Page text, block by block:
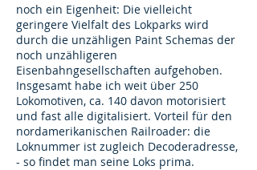
noch ein Eigenheit: Die vielleicht
geringere Vielfalt des Lokparks wird
durch die unzähligen Paint Schemas der
noch unzähligeren
Eisenbahngesellschaften aufgehoben.
Insgesamt habe ich weit über 250
Lokomotiven, ca. 140 davon motorisiert
und fast alle digitalisiert. Vorteil für den
nordamerikanischen Railroader: die
Loknummer ist zugleich Decoderadresse,
- so findet man seine Loks prima.